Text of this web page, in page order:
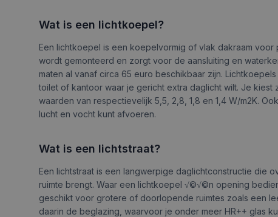
Wat is een lichtkoepel?
Een lichtkoepel is een koepelvormig of vlak dakraam
wordt gemonteerd en zorgt voor de aansluiting en
maten al vanaf circa 65 euro beschikbaar zijn.
toilet of kantoor waar je gericht extra daglicht wilt. Je
waarden van respectievelijk 5,5, 2,8, 1,8 en 1,4 W/m2K.
lucht en vocht kunt afvoeren.
Wat is een lichtstraat?
Een lichtstraat is een langwerpige daglichtconstructie die
ruimte brengt. Waar een lichtkoepel √©√©n opening
geschikt voor grotere of doorlopende ruimtes zoals een
daarin de beglazing, waarvoor je onder meer HR++ glas